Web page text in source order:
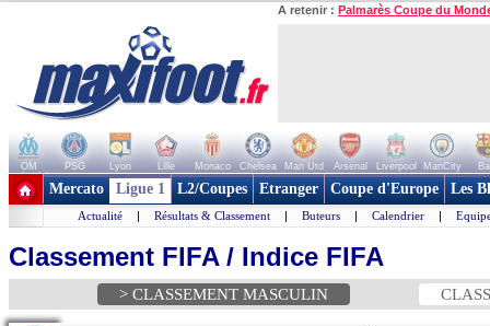
A retenir : Palmarès Coupe du
OM PSG Lyon Lille Monaco Chelsea Man Utd Arsenal Liverpool ManCity
+ de clubs
Mercato Ligue 1 L2/Coupes Etranger Coupe d'Europe Les
Actualité | Résultats & Classement | Buteurs | Calendrier |
Classement FIFA / Indice FIFA
> CLASSEMENT MASCULIN